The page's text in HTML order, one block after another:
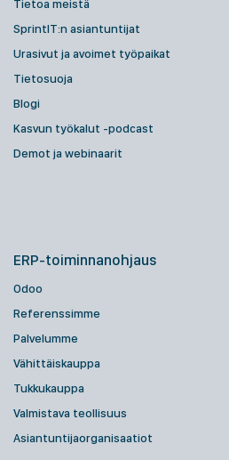
Tietoa meistä
SprintIT:n asiantuntijat
Urasivut ja avoimet työpaikat
Tietosuoja
Blogi
Kasvun työkalut -podcast
Demot ja webinaarit
ERP-toiminnanohjaus
Odoo
Referenssimme
Palvelumme
Vähittäiskauppa
Tukkukauppa
Valmistava teollisuus
Asiantuntijaorganisaatiot